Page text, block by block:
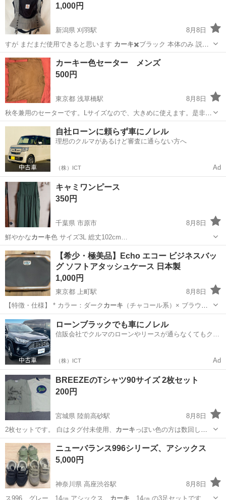
工場のお仕事 ◇コネクタ製造工...
1,000円
新潟県 刈羽駅
8月8日
すが まだまだ使用できると思います カーキ✖️ブラック 本体のみ 説明
書などは…
新潟 柏崎市 刈羽駅 ベビー用品 エルゴ
カーキー色セーター メンズ
500円
東京都 浅草橋駅
8月8日
秋冬兼用のセーターです。Lサイズなので、大きめに使えます。是非検
討ください。
東京 台東区 浅草橋駅 セーター
自社ローンに頼らず車にノレル
理想のクルマがあるけど審査に通らない方へ
（株）ICT Ad
キャミワンピース
350円
千葉県 市原市
8月8日
鮮やかなカーキ 色 サイズ3L 総丈102cm…
千葉 市原市 ワンピース
【希少・極美品】Echo エコー ビジネスバッ
グ ソフトアタッシュケース 日本製
1,000円
東京都 上町駅
8月8日
【特徴・仕様】 * カラー：ダーク カーキ （チャコール系）× ブラウン
（レザー部…
東京 世田谷区 上町駅 バッグ
ローンブラックでも車にノレル
信販会社でクルマのローンやリースが通らなくてもクル
（株）ICT Ad
BREEZEのTシャツ90サイズ 2枚セット
200円
宮城県 陸前高砂駅
8月8日
2枚セットです。 白はタグ付未使用、 カーキ っぽい色の方は数回しか
着用してませんが…
宮城 仙台市 陸前高砂駅 キッズ用品 カーキ
ニューバランス996シリーズ、アシックス
5,000円
神奈川県 高座渋谷駅
8月8日
ス996、グレー、14㎝ アシックス、 カーキ 、14㎝ の3足セットです。